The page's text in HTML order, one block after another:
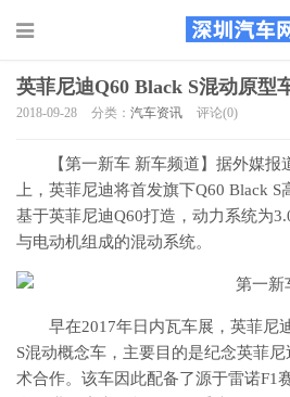
英菲尼迪Q60 Black S混动原型
2018-09-28 分类： 汽车资讯 评论(0)
【第一新车 新车频道】据外媒
上，英菲尼迪将首发旗下Q60 Black
基于英菲尼迪Q60打造，动力系统为
与电动机组成的混动系统。
早在2017年日内瓦车展，英菲尼
S混动概念车，主要目的是纪念英菲
术合作。该车因此配备了源于雷诺F1